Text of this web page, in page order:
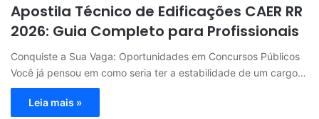
Apostila Técnico de Edificações CAER RR
2026: Guia Completo para Profissionais
Conquiste a Sua Vaga: Oportunidades em Concursos Públicos
Você já pensou em como seria ter a estabilidade de um cargo…
Leia mais »